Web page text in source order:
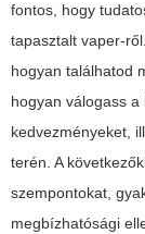
fontos, hogy
tapasztalt vaper-
hogyan találhatod
hogyan válogass
kedvezményeket,
terén. A
szempontokat,
megbízhatósági